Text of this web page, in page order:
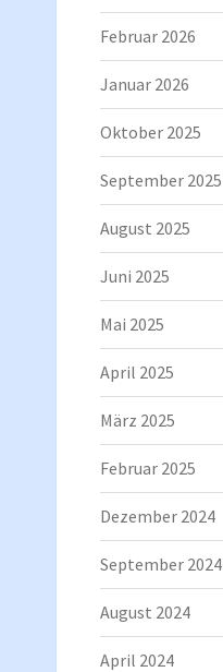
Februar 2026
Januar 2026
Oktober 2025
September 2025
August 2025
Juni 2025
Mai 2025
April 2025
März 2025
Februar 2025
Dezember 2024
September 2024
August 2024
April 2024